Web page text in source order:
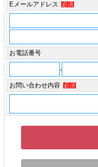
Eメールアドレス 必須
お電話番号
-
お問い合わせ内容 必須